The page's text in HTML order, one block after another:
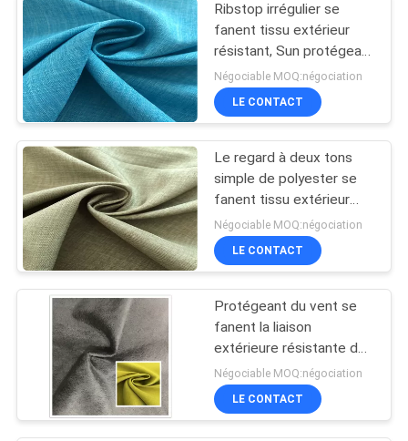
COMPANY
NEWS
PLAN
DU
SITE
PRIVACY
POLICY
Ribstop irrégulier se
fanent tissu extérieur
résistant, Sun protégeant
du vent se fanent tissu
résistant
Négociable MOQ:négociation
LE CONTACT
Le regard à deux tons
simple de polyester se
fanent tissu extérieur
résistant pour la veste
Négociable MOQ:négociation
LE CONTACT
Protégeant du vent se
fanent la liaison
extérieure résistante de
cation de sergé du tissu
3/1 pour l'usage d'hiver
Négociable MOQ:négociation
LE CONTACT